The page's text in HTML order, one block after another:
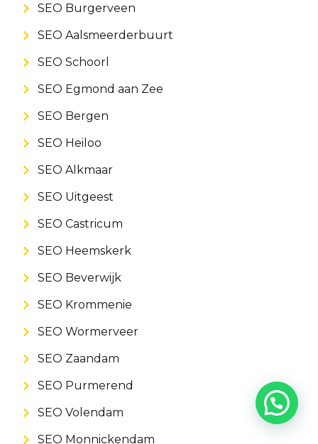
SEO Burgerveen
SEO Aalsmeerderbuurt
SEO Schoorl
SEO Egmond aan Zee
SEO Bergen
SEO Heiloo
SEO Alkmaar
SEO Uitgeest
SEO Castricum
SEO Heemskerk
SEO Beverwijk
SEO Krommenie
SEO Wormerveer
SEO Zaandam
SEO Purmerend
SEO Volendam
SEO Monnickendam